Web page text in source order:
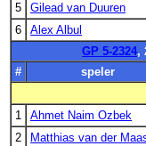
5
Gilead van Duuren
6
Alex Albul
GP 5-2324,
#
speler
1
Ahmet Naim Ozbek
2
Matthias van der